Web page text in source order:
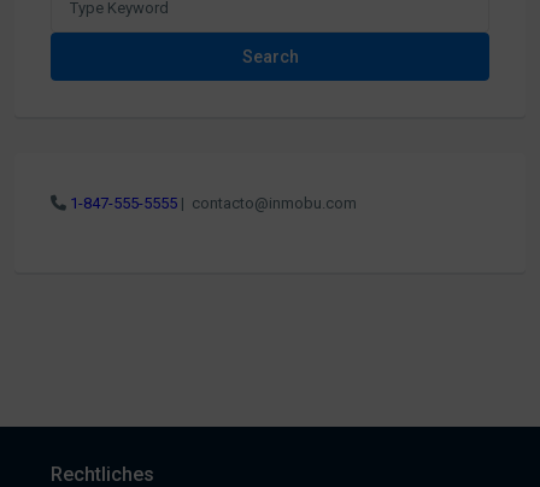
Search
1-847-555-5555 | contacto@inmobu.com
Rechtliches